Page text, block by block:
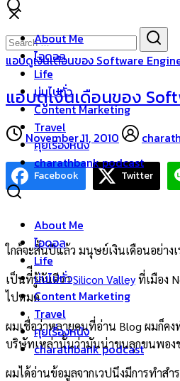
Skip
content
About Me
ไอดอล
Life
บ่นไปทั่ว
Content Marketing
Travel
คุยเรื่องหนัง
charathbank podcast
About Me
ไอดอล
Life
บ่นไปทั่ว
Content Marketing
Travel
คุยเรื่องหนัง
charathbank podcast
Search
for:
แอบดูเงินเดือนของ Software
แอบดูเงินเดือนของ
November 11, 2010
Facebook Twitter
ใกล้จะสิ้นปีแล้ว มนุษย์เงินเดือนอย่า
เป็นที่ีรู้กันดีว่าSilicon Valleyที่เมือง
ไปหมด
ผมเชื่อว่าหลายคนที่อ่าน Blog ผมก็ค
บริษัทเหล่านั้นว่ามันน่าขนลุกขนพองข
ผมได้อ่านข้อมูลจากเวปนึงมีการทำสำ